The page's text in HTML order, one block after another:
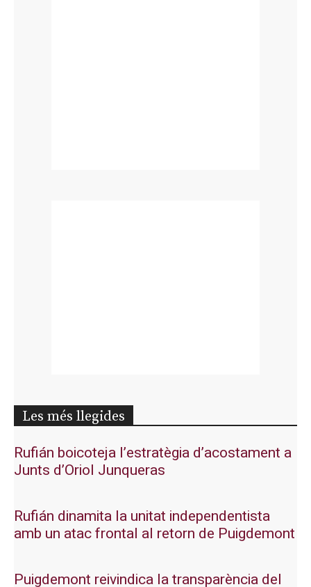
Les més llegides
Rufián boicoteja l’estratègia d’acostament a
Junts d’Oriol Junqueras
Rufián dinamita la unitat independentista
amb un atac frontal al retorn de Puigdemont
Puigdemont reivindica la transparència del